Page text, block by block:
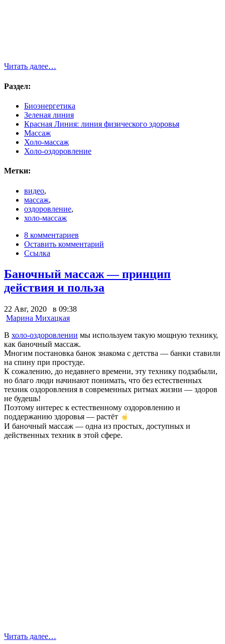
Читать далее…
Раздел:
Биоэнергетика
Зеленая линия
Красная Линия: линия физического здоровья
Массаж
Холо-массаж
Холо-оздоровление
Метки:
видео,
массаж,
оздоровление,
холо-массаж
8 комментариев
Оставить комментарий
Ссылка
Баночный массаж — принцип
действия и польза
22 Авг, 2020 в 09:38
Марина Михацкая
В холо-оздоровлении мы используем такую мощную технику,
как баночный массаж.
Многим постановка банок знакома с детства — банки ставили
на спину при простуде.
К сожалению, до недавнего времени, эту технику подзабыли,
но благо люди начинают понимать, что без естественных
техник оздоровления в современных ритмах жизни — здоров
не будешь!
Поэтому интерес к естественному оздоровлению и
поддержанию здоровья — растёт
И баночный массаж — одна из простых, доступных и
действенных техник в этой сфере.
Читать далее…